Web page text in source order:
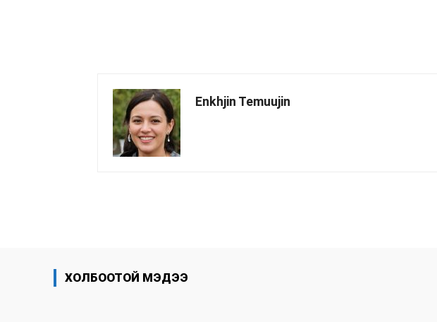
Enkhjin Temuujin
ХОЛБООТОЙ МЭДЭЭ